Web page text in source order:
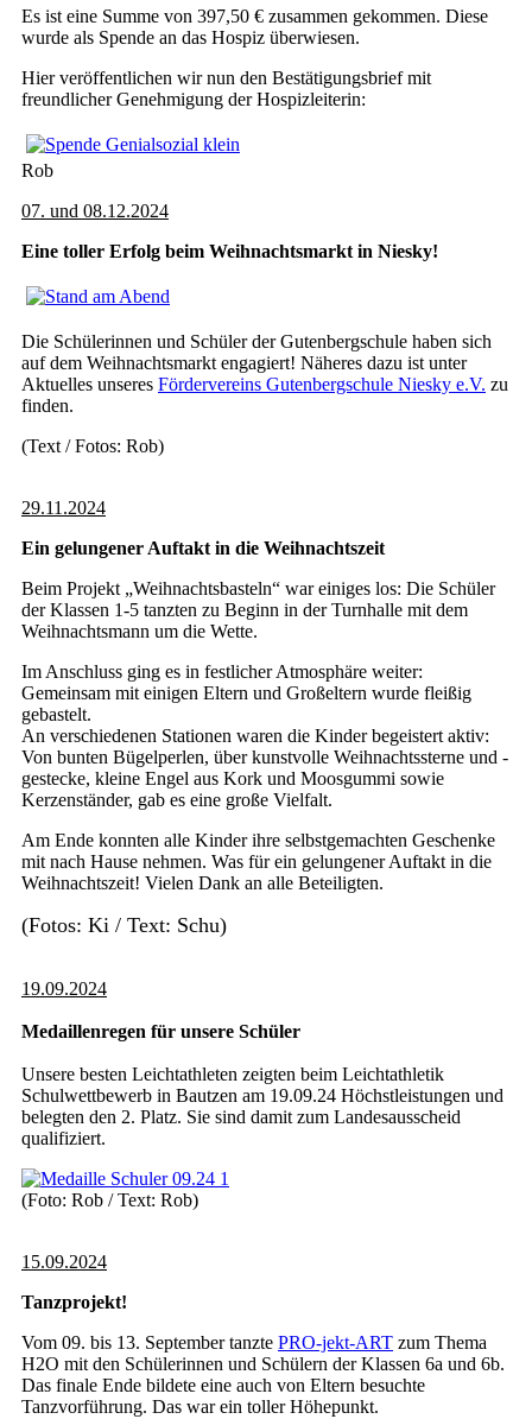
Es ist eine Summe von 397,50 € zusammen gekommen. Diese
wurde als Spende an das Hospiz überwiesen.
Hier veröffentlichen wir nun den Bestätigungsbrief mit
freundlicher Genehmigung der Hospizleiterin:
Rob
07. und 08.12.2024
Eine toller Erfolg beim Weihnachtsmarkt in Niesky!
Die Schülerinnen und Schüler der Gutenbergschule haben sich
auf dem Weihnachtsmarkt engagiert! Näheres dazu ist unter
Aktuelles unseres Fördervereins Gutenbergschule Niesky e.V. zu
finden.
(Text / Fotos: Rob)
29.11.2024
Ein gelungener Auftakt in die Weihnachtszeit
Beim Projekt „Weihnachtsbasteln“ war einiges los: Die Schüler
der Klassen 1-5 tanzten zu Beginn in der Turnhalle mit dem
Weihnachtsmann um die Wette.
Im Anschluss ging es in festlicher Atmosphäre weiter:
Gemeinsam mit einigen Eltern und Großeltern wurde fleißig
gebastelt.
An verschiedenen Stationen waren die Kinder begeistert aktiv:
Von bunten Bügelperlen, über kunstvolle Weihnachtssterne und -
gestecke, kleine Engel aus Kork und Moosgummi sowie
Kerzenständer, gab es eine große Vielfalt.
Am Ende konnten alle Kinder ihre selbstgemachten Geschenke
mit nach Hause nehmen. Was für ein gelungener Auftakt in die
Weihnachtszeit! Vielen Dank an alle Beteiligten.
(Fotos: Ki / Text: Schu)
19.09.2024
Medaillenregen für unsere Schüler
Unsere besten Leichtathleten zeigten beim Leichtathletik
Schulwettbewerb in Bautzen am 19.09.24 Höchstleistungen und
belegten den 2. Platz. Sie sind damit zum Landesausscheid
qualifiziert.
(Foto: Rob / Text: Rob)
15.09.2024
Tanzprojekt!
Vom 09. bis 13. September tanzte PRO-jekt-ART zum Thema
H2O mit den Schülerinnen und Schülern der Klassen 6a und 6b.
Das finale Ende bildete eine auch von Eltern besuchte
Tanzvorführung. Das war ein toller Höhepunkt.